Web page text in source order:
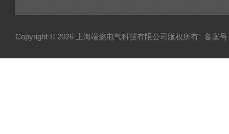
Copyright © 2026 上海端懿电气科技有限公司版权所有 备案号